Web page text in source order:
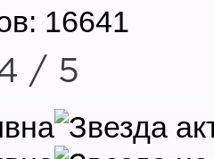
16641
/ 5